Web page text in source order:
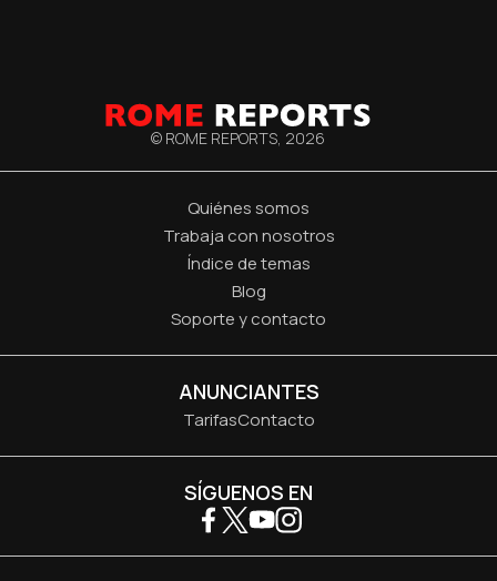
© ROME REPORTS, 2026
Quiénes somos
Trabaja con nosotros
Índice de temas
Blog
Soporte y contacto
ANUNCIANTES
TarifasContacto
SÍGUENOS EN